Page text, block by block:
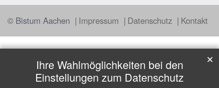
© Bistum Aachen Impressum Datenschutz Kontakt
Ihre Wahlmöglichkeiten bei den
Einstellungen zum Datenschutz
✕